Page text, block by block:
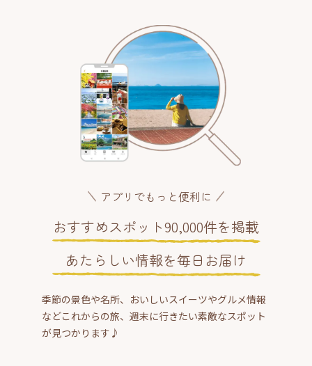
アプリでもっと便利に
おすすめスポット90,000件を掲載
あたらしい情報を毎日お届け
季節の景色や名所、おいしいスイーツやグルメ情報
などこれからの旅、週末に行きたい素敵なスポット
が見つかります♪